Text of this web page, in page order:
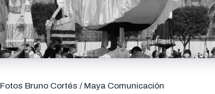
Fotos Bruno Cortés / Maya Comunicación